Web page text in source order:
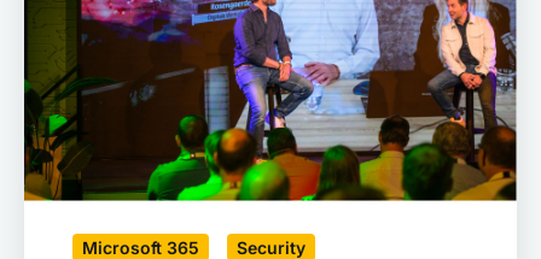
Microsoft 365 Security